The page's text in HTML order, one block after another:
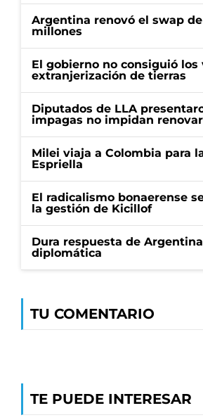
Argentina renovó el swap
millones
El gobierno no consiguió
extranjerización de tierras
Diputados de LLA
impagas no impidan
Milei viaja a Colombia para
Espriella
El radicalismo bonaerense
la gestión de Kicillof
Dura respuesta de
diplomática
TU COMENTARIO
TE PUEDE INTERESAR